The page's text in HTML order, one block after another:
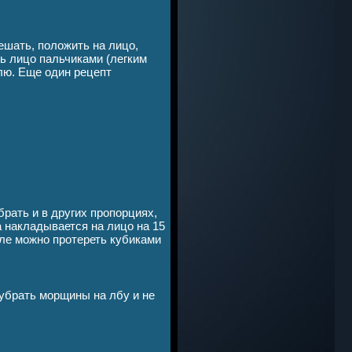
положить на лицо,
лицо пальчиками (легким
Еще один рецепт
и в других пропорциях,
на лицо на 15
можно протереть кубиками
морщины на лбу и не